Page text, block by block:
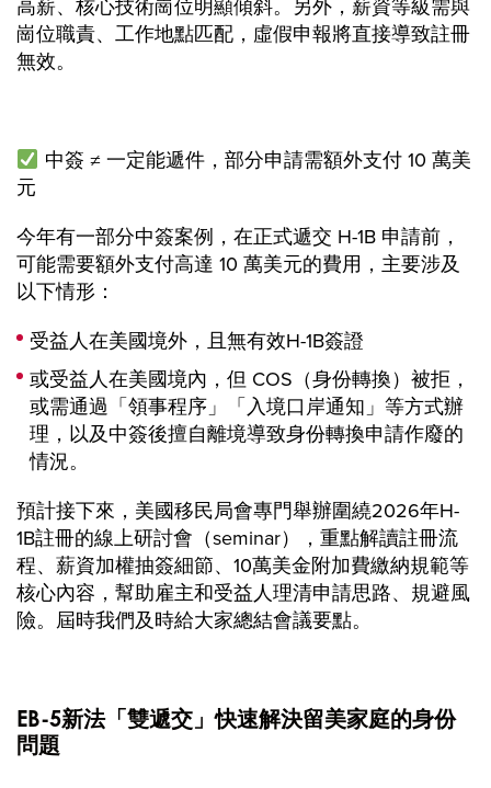
高薪、核心技術崗位明顯傾斜。另外，薪資等級需與
崗位職責、工作地點匹配，虛假申報將直接導致註冊
無效。
中簽 ≠ 一定能遞件，部分申請需額外支付 10 萬美
元
今年有一部分中簽案例，在正式遞交 H-1B 申請前，
可能需要額外支付高達 10 萬美元的費用，主要涉及
以下情形：
受益人在美國境外，且無有效H-1B簽證
或受益人在美國境內，但 COS（身份轉換）被拒，
或需通過「領事程序」「入境口岸通知」等方式辦
理，以及中簽後擅自離境導致身份轉換申請作廢的
情況。
預計接下來，美國移民局會專門舉辦圍繞2026年H-
1B註冊的線上研討會（seminar），重點解讀註冊流
程、薪資加權抽簽細節、10萬美金附加費繳納規範等
核心內容，幫助雇主和受益人理清申請思路、規避風
險。屆時我們及時給大家總結會議要點。
EB-5新法「雙遞交」快速解決留美家庭的身份
問題